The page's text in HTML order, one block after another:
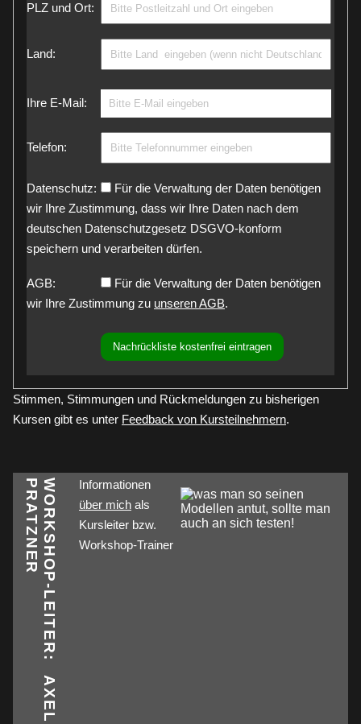
PLZ und Ort:
Land:
Ihre E-Mail:
Telefon:
Datenschutz:
Für die Verwaltung der Daten benötigen
wir Ihre Zustimmung, dass wir Ihre Daten nach dem
deutschen Datenschutzgesetz DSGVO-konform
speichern und verarbeiten dürfen.
AGB:
Für die Verwaltung der Daten benötigen
wir Ihre Zustimmung zu unseren AGB.
Stimmen, Stimmungen und Rückmeldungen zu bisherigen
Kursen gibt es unter Feedback von Kursteilnehmern.
W
O
R
K
S
H
O
P
-
L
E
I
T
E
R
:
A
X
E
L
P
R
A
T
Z
N
E
R
Informationen
über mich als
Kursleiter bzw.
Workshop-Trainer